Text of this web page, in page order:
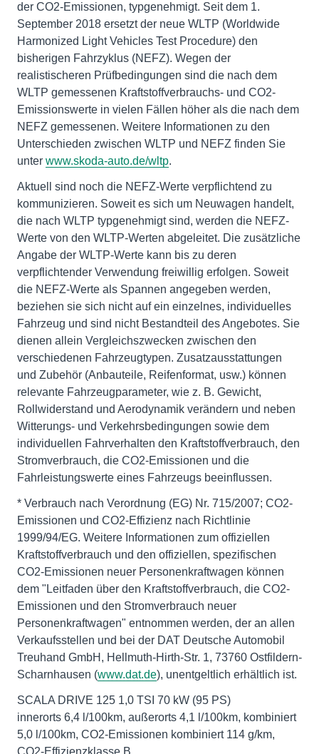
der CO2-Emissionen, typgenehmigt. Seit dem 1.
September 2018 ersetzt der neue WLTP (Worldwide
Harmonized Light Vehicles Test Procedure) den
bisherigen Fahrzyklus (NEFZ). Wegen der
realistischeren Prüfbedingungen sind die nach dem
WLTP gemessenen Kraftstoffverbrauchs- und CO2-
Emissionswerte in vielen Fällen höher als die nach dem
NEFZ gemessenen. Weitere Informationen zu den
Unterschieden zwischen WLTP und NEFZ finden Sie
unter www.skoda-auto.de/wltp.
Aktuell sind noch die NEFZ-Werte verpflichtend zu
kommunizieren. Soweit es sich um Neuwagen handelt,
die nach WLTP typgenehmigt sind, werden die NEFZ-
Werte von den WLTP-Werten abgeleitet. Die zusätzliche
Angabe der WLTP-Werte kann bis zu deren
verpflichtender Verwendung freiwillig erfolgen. Soweit
die NEFZ-Werte als Spannen angegeben werden,
beziehen sie sich nicht auf ein einzelnes, individuelles
Fahrzeug und sind nicht Bestandteil des Angebotes. Sie
dienen allein Vergleichszwecken zwischen den
verschiedenen Fahrzeugtypen. Zusatzausstattungen
und Zubehör (Anbauteile, Reifenformat, usw.) können
relevante Fahrzeugparameter, wie z. B. Gewicht,
Rollwiderstand und Aerodynamik verändern und neben
Witterungs- und Verkehrsbedingungen sowie dem
individuellen Fahrverhalten den Kraftstoffverbrauch, den
Stromverbrauch, die CO2-Emissionen und die
Fahrleistungswerte eines Fahrzeugs beeinflussen.
* Verbrauch nach Verordnung (EG) Nr. 715/2007; CO2-
Emissionen und CO2-Effizienz nach Richtlinie
1999/94/EG. Weitere Informationen zum offiziellen
Kraftstoffverbrauch und den offiziellen, spezifischen
CO2-Emissionen neuer Personenkraftwagen können
dem "Leitfaden über den Kraftstoffverbrauch, die CO2-
Emissionen und den Stromverbrauch neuer
Personenkraftwagen" entnommen werden, der an allen
Verkaufsstellen und bei der DAT Deutsche Automobil
Treuhand GmbH, Hellmuth-Hirth-Str. 1, 73760 Ostfildern-
Scharnhausen (www.dat.de), unentgeltlich erhältlich ist.
SCALA DRIVE 125 1,0 TSI 70 kW (95 PS)
innerorts 6,4 l/100km, außerorts 4,1 l/100km, kombiniert
5,0 l/100km, CO2-Emissionen kombiniert 114 g/km,